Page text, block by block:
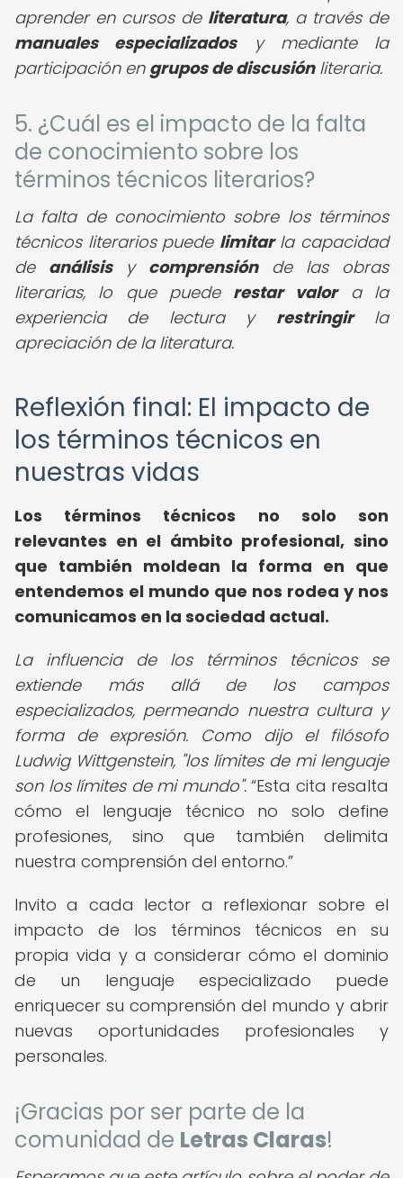
aprender en cursos de literatura, a través de
manuales especializadosy mediante la
participación en grupos de discusiónliteraria.
5. ¿Cuál es el impacto de la falta
de conocimiento sobre los
términos técnicos literarios?
La falta de conocimiento sobre los términos
técnicos literarios puede limitarla capacidad
de análisisy comprensiónde las obras
literarias, lo que puede restar valora la
experiencia de lectura y restringirla
apreciación de la literatura.
Reflexión final: El impacto de
los términos técnicos en
nuestras vidas
Los términos técnicos no solo son
relevantes en el ámbito profesional, sino
que también moldean la forma en que
entendemos el mundo que nos rodea y nos
comunicamos en la sociedad actual.
La influencia de los términos técnicos se
extiende más allá de los campos
especializados, permeando nuestra cultura y
forma de expresión. Como dijo el filósofo
Ludwig Wittgenstein, "los límites de mi lenguaje
son los límites de mi mundo". Esta cita resalta
cómo el lenguaje técnico no solo define
profesiones, sino que también delimita
nuestra comprensión del entorno.
Invito a cada lector a reflexionar sobre el
impacto de los términos técnicos en su
propia vida y a considerar cómo el dominio
de un lenguaje especializado puede
enriquecer su comprensión del mundo y abrir
nuevas oportunidades profesionales y
personales.
¡Gracias por ser parte de la
comunidad de Letras Claras!